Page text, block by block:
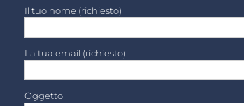
Il tuo nome (richiesto)
La tua email (richiesto)
Oggetto